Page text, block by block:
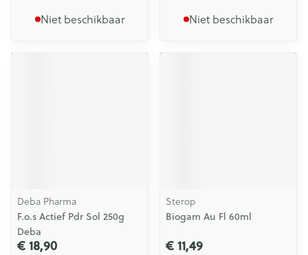
Niet beschikbaar Niet beschikbaar
Deba Pharma
F.o.s Actief Pdr Sol 250g
Deba
€ 18,90
Sterop
Biogam Au Fl 60ml
€ 11,49